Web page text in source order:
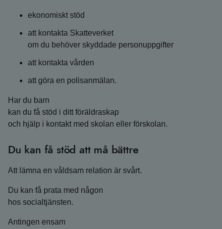
ekonomiskt stöd
att kontakta Skatteverket
om du behöver skyddade personuppgifter
att kontakta vården
att göra en polisanmälan.
Har du barn
kan du få stöd i ditt föräldraskap
och hjälp i kontakt med skolan eller förskolan.
Du kan få stöd att må bättre
Att lämna en våldsam relation är svårt.
Du kan få prata med någon
hos socialtjänsten.
Antingen ensam